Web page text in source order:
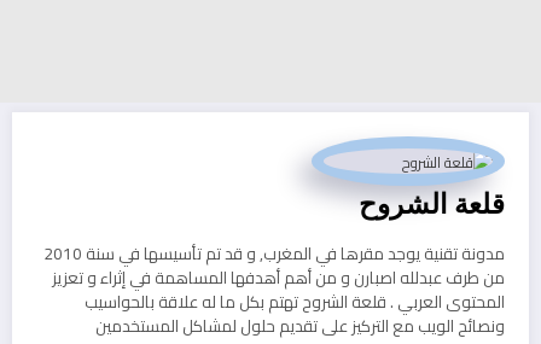
قلعة الشروح
مدونة تقنية يوجد مقرها في المغرب, و قد تم تأسيسها في سنة 2010
من طرف عبدلله اصبارن و من أهم أهدفها المساهمة في إثراء و تعزيز
المحتوى العربي . قلعة الشروح تهتم بكل ما له علاقة بالحواسيب
ونصائح الويب مع التركيز على تقديم حلول لمشاكل المستخدمين